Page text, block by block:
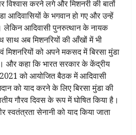
विश्वास करने लगे और मिशनरी की बातों
आदिवासियों के भगवान हो गए और उन्हें
लेकिन आदिवासी पुनरुत्थान के नायक
साथ अब मिशनरियों की आँखों में भी
को अपने मकसद में बिरसा मुंडा
कहा कि भारत सरकार के केंद्रीय
2021 को आयोजित बैठक में आदिवासी
को याद करने के लिए बिरसा मुंडा की
गौरव दिवस के रूप में घोषित किया है।
स्वतंत्रता सेनानी को याद किया जाता